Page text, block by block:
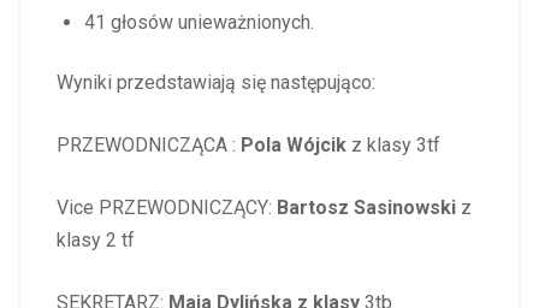
41 głosów unieważnionych.
Wyniki przedstawiają się następująco:
PRZEWODNICZĄCA : Pola Wójcik z klasy 3tf
Vice PRZEWODNICZĄCY: Bartosz Sasinowski z
klasy 2 tf
SEKRETARZ: Maja Dylińska z klasy 3tb